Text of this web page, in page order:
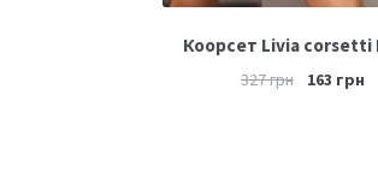
Коорсет Livia corsetti
327грн 163 грн